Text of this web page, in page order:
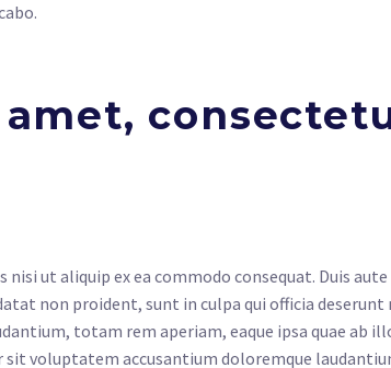
ut aliquip ex ea commodo consequat. Duis
non proident, sunt in culpa qui officia
totam rem aperiam, eaque ipsa quae ab
voluptatem accusantium doloremque